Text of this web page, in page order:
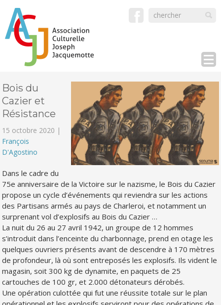
Bois du
Cazier et
Résistance
15 octobre 2020 |
François
D'Agostino
Dans le cadre du
75e anniversaire de la Victoire sur le nazisme, le Bois du Cazier
propose un cycle d’événements qui reviendra sur les actions
des Partisans armés au pays de Charleroi, et notamment un
surprenant vol d’explosifs au Bois du Cazier …
La nuit du 26 au 27 avril 1942, un groupe de 12 hommes
s’introduit dans l’enceinte du charbonnage, prend en otage les
quelques ouvriers présents avant de descendre à 170 mètres
de profondeur, là où sont entreposés les explosifs. Ils vident le
magasin, soit 300 kg de dynamite, en paquets de 25
cartouches de 100 gr, et 2.000 détonateurs dérobés.
Une opération culottée qui fut une réussite totale sur le plan